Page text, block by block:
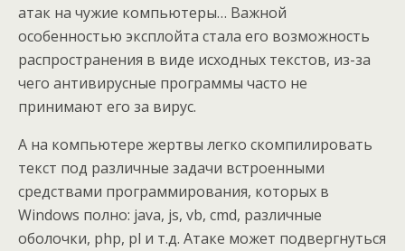
атак на чужие компьютеры… Важной
особенностью эксплойта стала его возможность
распространения в виде исходных текстов, из-за
чего антивирусные программы часто не
принимают его за вирус.
А на компьютере жертвы легко скомпилировать
текст под различные задачи встроенными
средствами программирования, которых в
Windows полно: java, js, vb, cmd, различные
оболочки, php, pl и т.д. Атаке может подвергнуться